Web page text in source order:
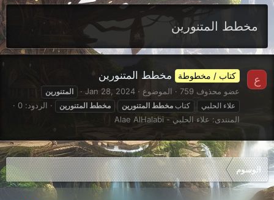
مخطط المتنورين
ع كتاب / مخطوطة مخطط المتنورين
عضو محذوف 759 الموضوع Jan 28, 2024
المتنورين
علاء الحلبي
كتاب مخطط المتنورين مخطط المتنورين
الردود: 0
المنتدى: علاء الحلبي - Alae AlHalabi
الوسوم